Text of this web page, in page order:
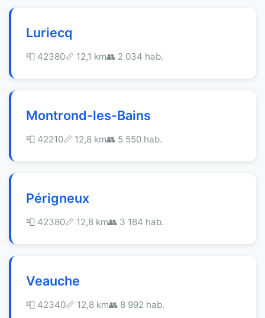
Luriecq
📮 42380📏 12,1 km👥 2 034 hab.
Montrond-les-Bains
📮 42210📏 12,8 km👥 5 550 hab.
Périgneux
📮 42380📏 12,8 km👥 3 184 hab.
Veauche
📮 42340📏 12,8 km👥 8 992 hab.